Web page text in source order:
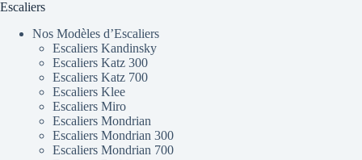
Escaliers
Nos Modèles d’Escaliers
Escaliers Kandinsky
Escaliers Katz 300
Escaliers Katz 700
Escaliers Klee
Escaliers Miro
Escaliers Mondrian
Escaliers Mondrian 300
Escaliers Mondrian 700